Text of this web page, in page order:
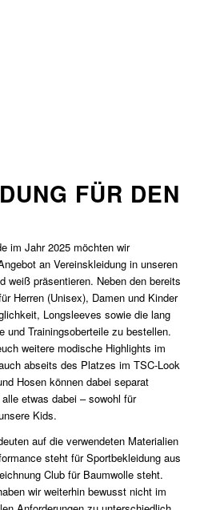
FÜR DEN
im Jahr 2025 möchten wir
an Vereinskleidung in unseren
weiß präsentieren. Neben den bereits
Herren (Unisex), Damen und Kinder
Longsleeves sowie die lang
und Trainingsoberteile zu bestellen.
weitere modische Highlights im
abseits des Platzes im TSC-Look
Hosen können dabei separat
etwas dabei – sowohl für
Kids.
auf die verwendeten Materialien
steht für Sportbekleidung aus
Club für Baumwolle steht.
wir weiterhin bewusst nicht im